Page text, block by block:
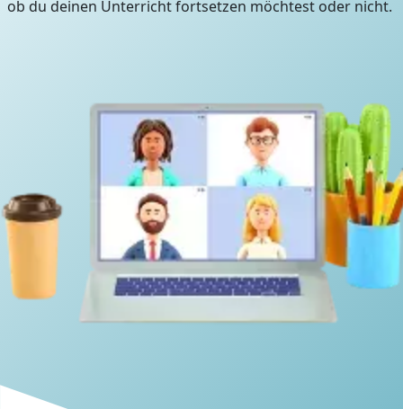
ob du deinen Unterricht fortsetzen möchtest oder nicht.